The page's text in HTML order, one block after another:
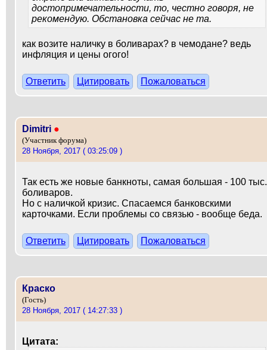
достопримечательности, то, честно говоря, не
рекомендую. Обстановка сейчас не та.
как возите наличку в боливарах? в чемодане? ведь
инфляция и цены огого!
Ответить Цитировать Пожаловаться
Dimitri ●
(Участник форума)
28 Ноября, 2017 ( 03:25:09 )
Так есть же новые банкноты, самая большая - 100 тыс.
боливаров.
Но с наличкой кризис. Спасаемся банковскими
карточками. Если проблемы со связью - вообще беда.
Ответить Цитировать Пожаловаться
Краско
(Гость)
28 Ноября, 2017 ( 14:27:33 )
Цитата: